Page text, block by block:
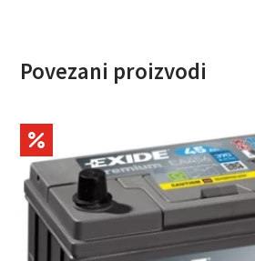
Povezani proizvodi